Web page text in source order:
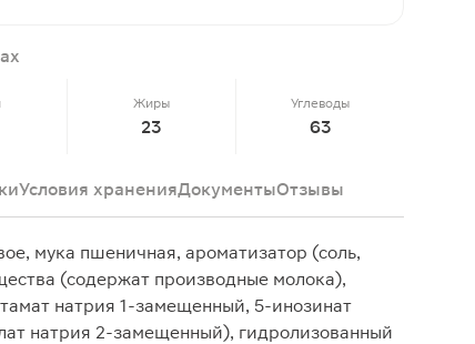
Жиры
23
Углеводы
63
Условия храненияДокументыОтзывы
мука пшеничная, ароматизатор (соль,
(содержат производные молока),
натрия 1-замещенный, 5-инозинат
натрия 2-замещенный), гидролизованный